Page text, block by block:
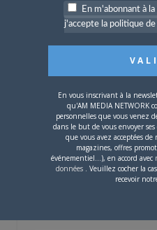
nouvelle
fenêtre)
nouvelle
fenêtre)
une
fenêtre)
PARLEZ-EN À VOS AMIS !
Twitter Facebook
Email
A PROPOS DE L'AUTEUR
BRUNO DE
Défendre
un rêve. Il
En m'abonnant à
j'accepte la politique
En vous inscrivant à la
qu'AM MEDIA NETWORK
personnelles que vous venez
dans le but de vous envoyer
que vous avez acceptées
magazines, offres
événementiel...), en accord avec
données . Veuillez cocher la
recevoir